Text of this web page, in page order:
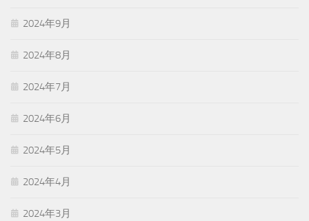
2024年9月
2024年8月
2024年7月
2024年6月
2024年5月
2024年4月
2024年3月